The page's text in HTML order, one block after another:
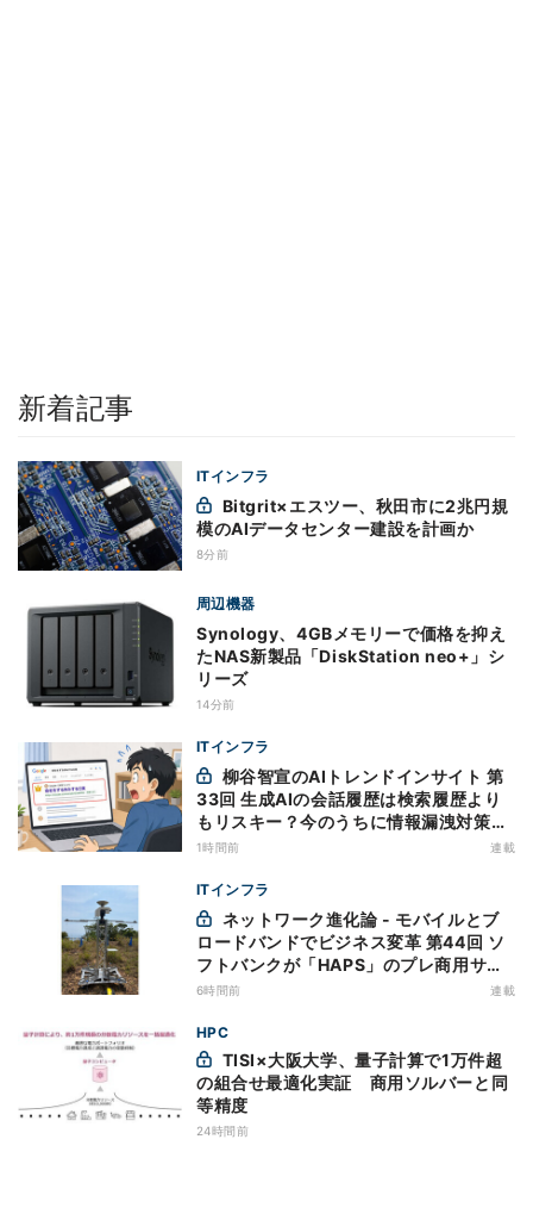
新着記事
ITインフラ
模のAIデータセンター建設を計画か
8分前
周辺機器
Synology、4GBメモリーで価格を抑え
たNAS新製品「DiskStation neo+」シ
リーズ
14分前
ITインフラ
33回 生成AIの会話履歴は検索履歴より
もリスキー？今のうちに情報漏洩対策を
万全にしておこう
1時間前 連載
ITインフラ
ロードバンドでビジネス変革 第44回 ソ
フトバンクが「HAPS」のプレ商用サー
ビス開始を表明、本格的な商用展開のめ
6時間前 連載
HPC
の組合せ最適化実証 商用ソルバーと同
等精度
24時間前